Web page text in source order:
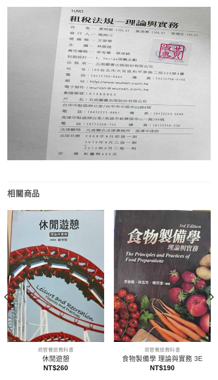
相關商品
商管餐旅教科書
休閒遊憩
NT$260
商管餐旅教科書
食物製備學 理論與實務 3E
NT$190